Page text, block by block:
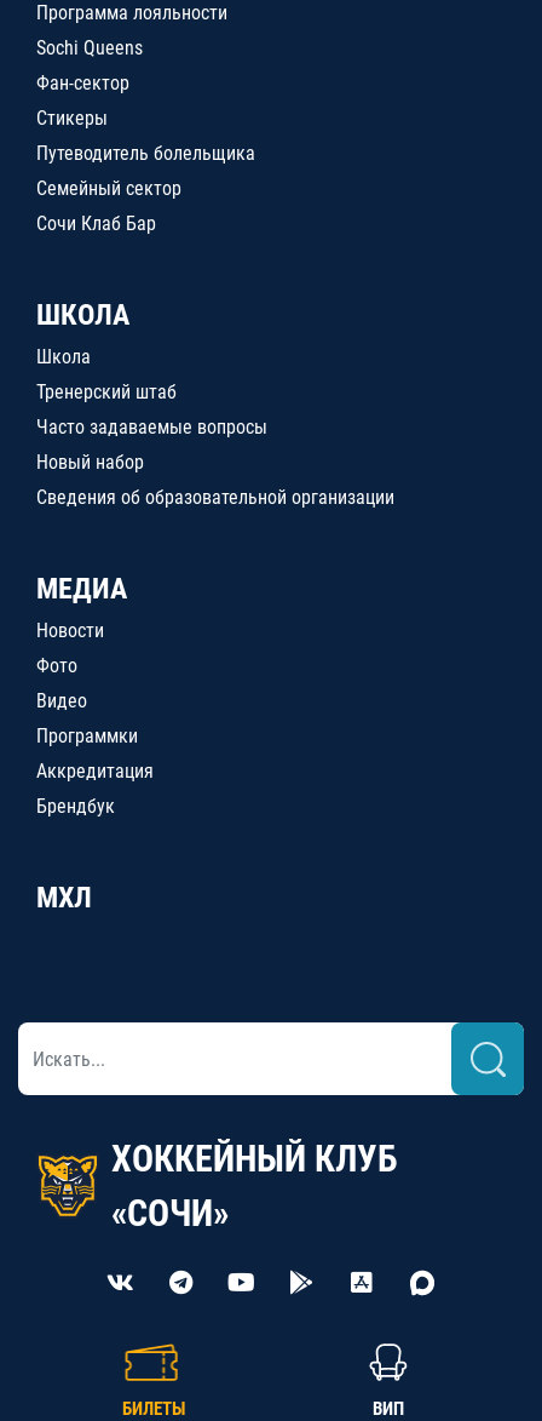
Программа лояльности
Sochi Queens
Фан-сектор
Стикеры
Путеводитель болельщика
Семейный сектор
Сочи Клаб Бар
ШКОЛА
Школа
Тренерский штаб
Часто задаваемые вопросы
Новый набор
Сведения об образовательной организации
МЕДИА
Новости
Фото
Видео
Программки
Аккредитация
Брендбук
МХЛ
ХОККЕЙНЫЙ КЛУБ
«СОЧИ»
БИЛЕТЫ ВИП